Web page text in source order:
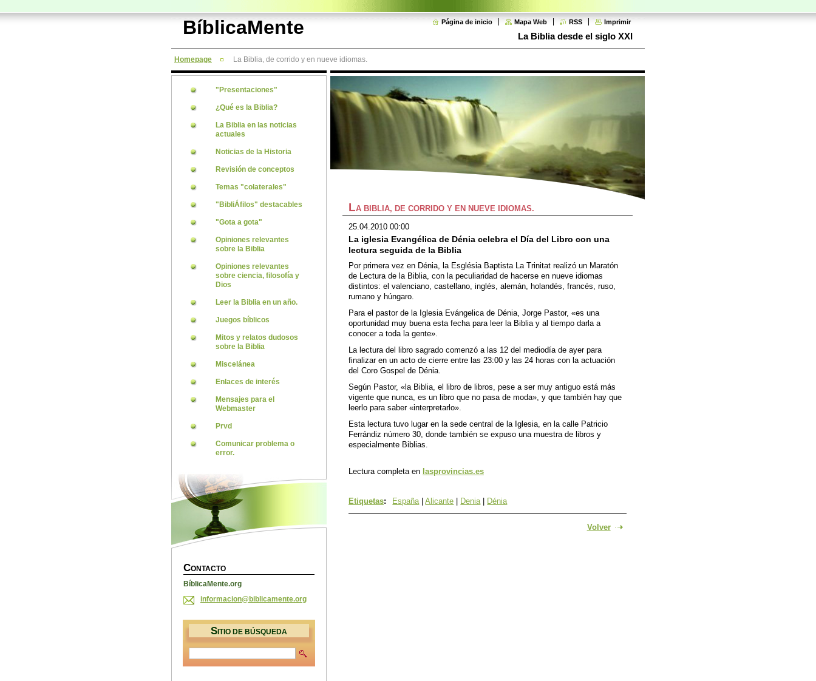
BíblicaMente Página de inicio Mapa Web RSS Imprimir
La Biblia desde el siglo XXI
Homepage La Biblia, de corrido y en nueve idiomas.
LA BIBLIA, DE CORRIDO Y EN NUEVE IDIOMAS.
25.04.2010 00:00
La iglesia Evangélica de Dénia celebra el Día del Libro con una
lectura seguida de la Biblia
Por primera vez en Dénia, la Església Baptista La Trinitat realizó un Maratón
de Lectura de la Biblia, con la peculiaridad de hacerse en nueve idiomas
distintos: el valenciano, castellano, inglés, alemán, holandés, francés, ruso,
rumano y húngaro.
Para el pastor de la Iglesia Evángelica de Dénia, Jorge Pastor, «es una
oportunidad muy buena esta fecha para leer la Biblia y al tiempo darla a
conocer a toda la gente».
La lectura del libro sagrado comenzó a las 12 del mediodía de ayer para
finalizar en un acto de cierre entre las 23:00 y las 24 horas con la actuación
del Coro Gospel de Dénia.
Según Pastor, «la Biblia, el libro de libros, pese a ser muy antiguo está más
vigente que nunca, es un libro que no pasa de moda», y que también hay que
leerlo para saber «interpretarlo».
Esta lectura tuvo lugar en la sede central de la Iglesia, en la calle Patricio
Ferrándiz número 30, donde también se expuso una muestra de libros y
especialmente Biblias.
Lectura completa en lasprovincias.es
Etiquetas: España | Alicante | Denia | Dénia
Volver
"Presentaciones"
¿Qué es la Biblia?
La Biblia en las noticias
actuales
Noticias de la Historia
Revisión de conceptos
Temas "colaterales"
"BibliÁfilos" destacables
"Gota a gota"
Opiniones relevantes
sobre la Biblia
Opiniones relevantes
sobre ciencia, filosofía y
Dios
Leer la Biblia en un año.
Juegos bíblicos
Mitos y relatos dudosos
sobre la Biblia
Miscelánea
Enlaces de interés
Mensajes para el
Webmaster
Prvd
Comunicar problema o
error.
CONTACTO
BíblicaMente.org
informacion@bibl icamente.org
S ITIO DE BÚSQUEDA